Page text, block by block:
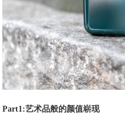
Part1:艺术品般的颜值崭现